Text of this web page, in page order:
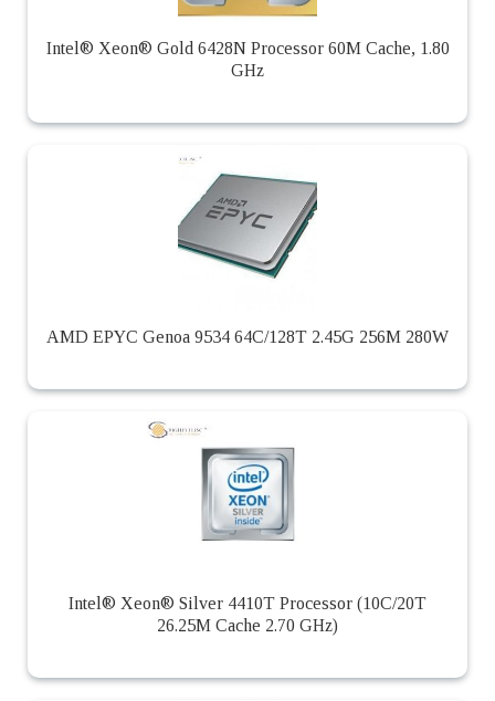
Intel® Xeon® Gold 6428N Processor 60M Cache, 1.80
GHz
AMD EPYC Genoa 9534 64C/128T 2.45G 256M 280W
Intel® Xeon® Silver 4410T Processor (10C/20T
26.25M Cache 2.70 GHz)